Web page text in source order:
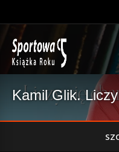
Kamil Glik.